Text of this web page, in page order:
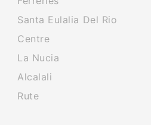
Santa Eulalia Del Rio
Centre
La Nucia
Alcalali
Rute